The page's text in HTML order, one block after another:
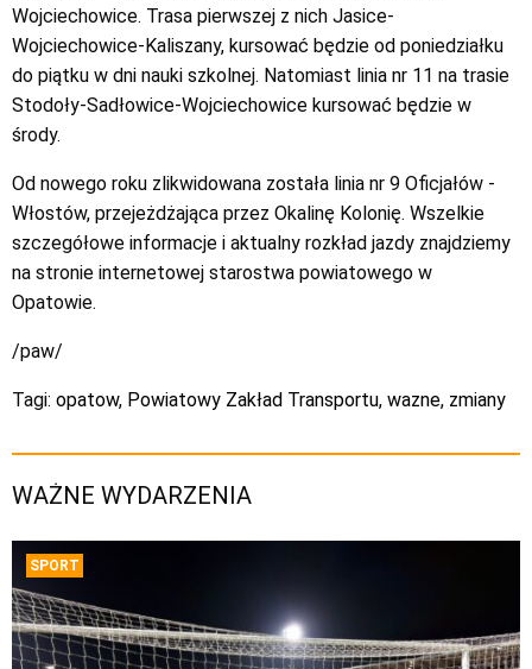
Wojciechowice. Trasa pierwszej z nich Jasice-
Wojciechowice-Kaliszany, kursować będzie od poniedziałku
do piątku w dni nauki szkolnej. Natomiast linia nr 11 na trasie
Stodoły-Sadłowice-Wojciechowice kursować będzie w
środy.
Od nowego roku zlikwidowana została linia nr 9 Oficjałów -
Włostów, przejeżdżająca przez Okalinę Kolonię. Wszelkie
szczegółowe informacje i aktualny rozkład jazdy znajdziemy
na stronie internetowej starostwa powiatowego w
Opatowie.
/paw/
Tagi: opatow, Powiatowy Zakład Transportu, wazne, zmiany
WAŻNE WYDARZENIA
SPORT